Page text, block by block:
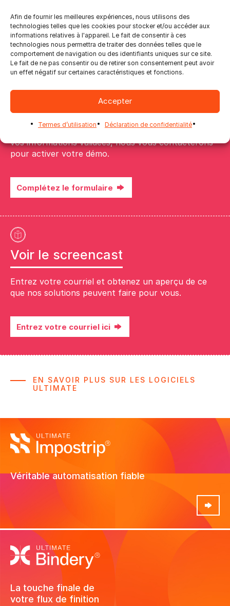
Afin de fournir les meilleures expériences, nous utilisons des
technologies telles que les cookies pour stocker et/ou accéder aux
informations relatives à l'appareil. Le fait de consentir à ces
technologies nous permettra de traiter des données telles que le
comportement de navigation ou des identifiants uniques sur ce site.
Le fait de ne pas consentir ou de retirer son consentement peut avoir
un effet négatif sur certaines caractéristiques et fonctions.
Accepter
Termes d’utilisation Déclaration de confidentialité
Réserver une démo
Remplissez notre formulaire en ligne et accédez à
une version complète de 5 jours du logiciel. Une fois
vos informations validées, nous vous contacterons
pour activer votre démo.
Complétez le formulaire
Voir le screencast
Entrez votre courriel et obtenez un aperçu de ce
que nos solutions peuvent faire pour vous.
Entrez votre courriel ici
Accédez à une version complète de 5
Entrez votre courriel et obtenez un
peuvent faire pour vous.
View the screencast
EN SAVOIR PLUS SUR LES LOGICIELS
ULTIMATE
Véritable automatisation fiable
La touche finale de
votre flux de finition